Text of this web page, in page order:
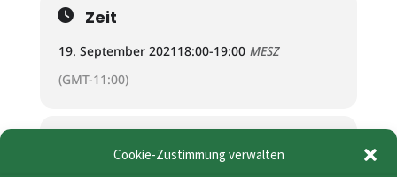
Cookie-Zustimmung verwalten
Zeit
19. September 202118:00-19:00 MESZ
(GMT-11:00)
KALENDER (ICS)
GOOGLE KALENDER